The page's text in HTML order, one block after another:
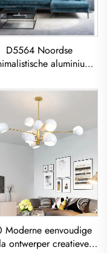
D5564 Noordse
aluminium
Kroonluchter Acryl
Hanglamp
Moderne eenvoudige
ontwerper creatieve